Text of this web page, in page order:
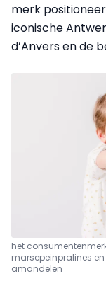
merk
iconische
d’Anvers en de
het
marsepeinpralines
amandelen